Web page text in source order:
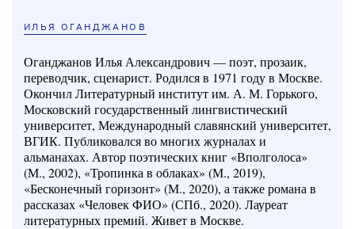
ИЛЬЯ ОГАНДЖАНОВ
Оганджанов Илья Александрович — поэт, прозаик,
переводчик, сценарист. Родился в 1971 году в Москве.
Окончил Литературный институт им. А. М. Горького,
Московский государственный лингвистический
университет, Международный славянский университет,
ВГИК. Публиковался во многих журналах и
альманахах. Автор поэтических книг «Вполголоса»
(М., 2002), «Тропинка в облаках» (М., 2019),
«Бесконечный горизонт» (М., 2020), а также романа в
рассказах «Человек ФИО» (СПб., 2020). Лауреат
литературных премий. Живет в Москве.